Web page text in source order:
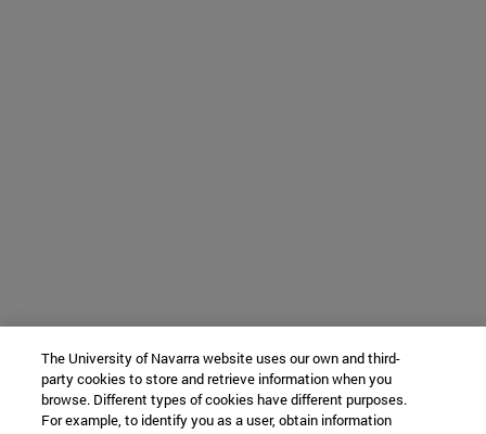
The University of Navarra website uses our own and third-
party cookies to store and retrieve information when you
browse. Different types of cookies have different purposes.
For example, to identify you as a user, obtain information